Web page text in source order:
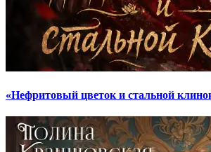
«Нефритовый цветок и стальной